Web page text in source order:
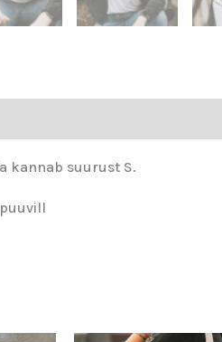
kannab suurust S.
puuvill